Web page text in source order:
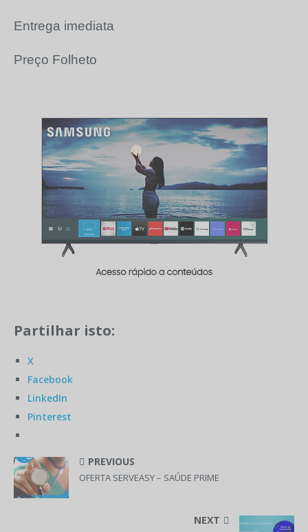
Entrega imediata
Preço Folheto
Partilhar isto:
X
Facebook
LinkedIn
Pinterest
PREVIOUS
OFERTA SERVEASY – SAÚDE PRIME
NEXT